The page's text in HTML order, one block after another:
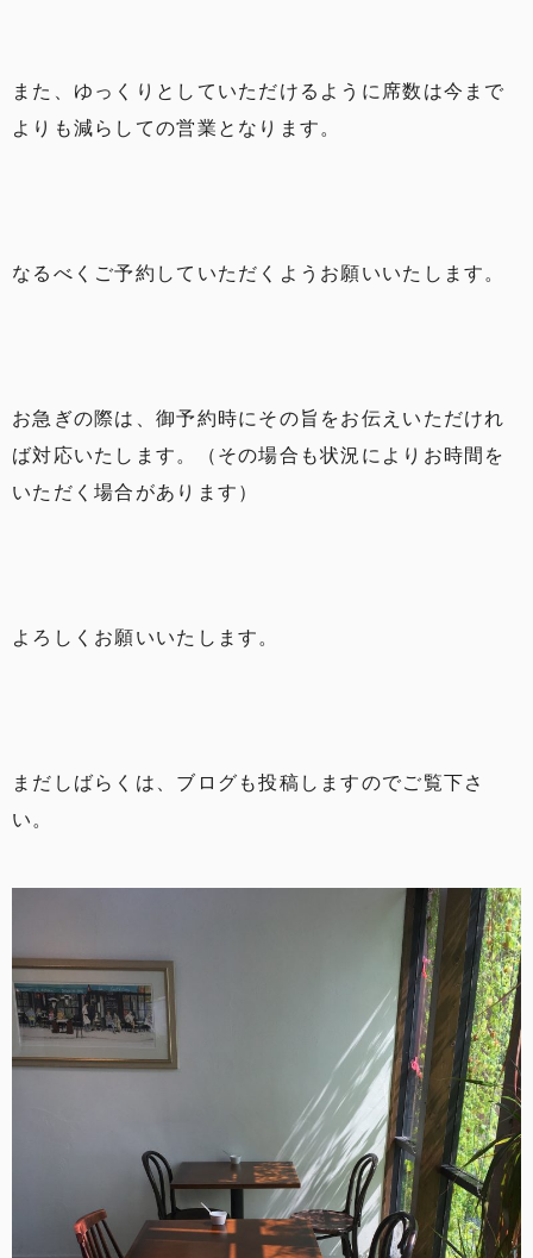
また、ゆっくりとしていただけるように席数は今まで
よりも減らしての営業となります。
なるべくご予約していただくようお願いいたします。
お急ぎの際は、御予約時にその旨をお伝えいただけれ
ば対応いたします。（その場合も状況によりお時間を
いただく場合があります）
よろしくお願いいたします。
まだしばらくは、ブログも投稿しますのでご覧下さ
い。